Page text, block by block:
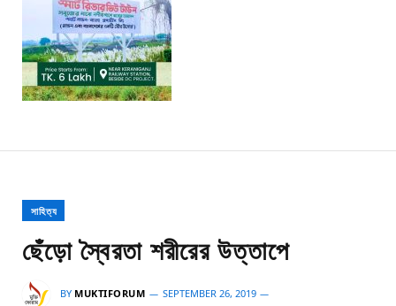
সাহিত্য
ছেঁড়ো স্বৈরতা শরীরের উত্তাপে
BY MUKTIFORUM
SEPTEMBER 26, 2019